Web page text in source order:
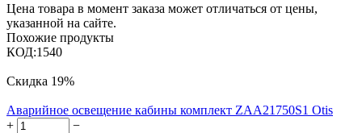
Цена товара в момент заказа может отличаться от цены,
указанной на сайте.
Похожие продукты
КОД:1540
Скидка 19%
Аварийное освещение кабины комплект ZAA21750S1 Otis
+
−